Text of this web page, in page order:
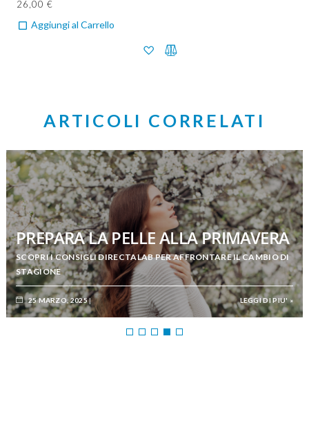
26,00 €
Aggiungi al Carrello
ARTICOLI CORRELATI
PREPARA LA PELLE ALLA PRIMAVERA
SCOPRI I CONSIGLI DIRECTALAB PER AFFRONTARE IL CAMBIO DI
STAGIONE
25 MARZO, 2025 LEGGI DI PIU' »